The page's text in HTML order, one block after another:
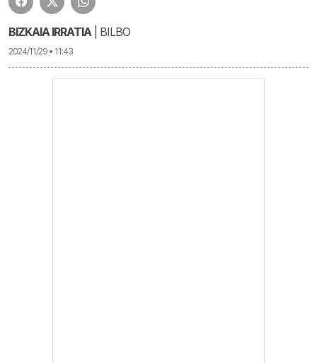
BIZKAIA IRRATIA | BILBO
2024/11/29 • 11:43